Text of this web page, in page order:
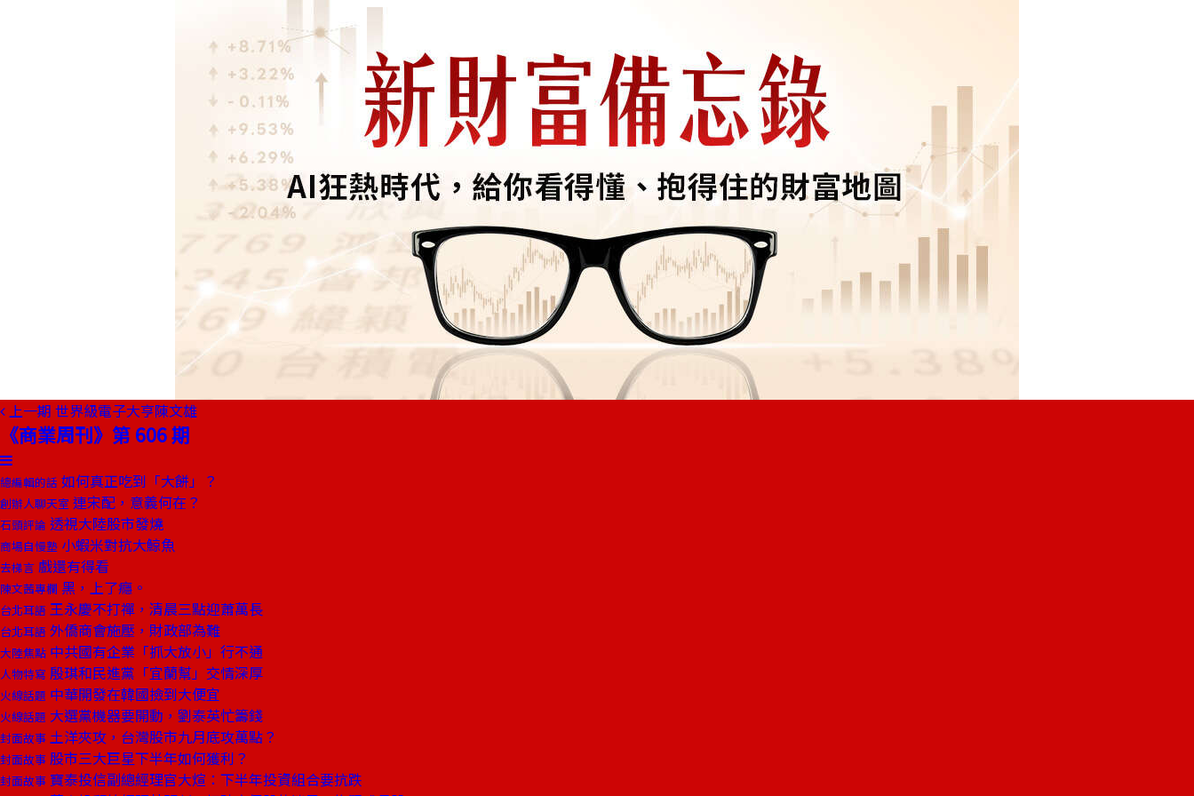
上一期 世界級電子大亨陳文雄
《商業周刊》第 606 期
總編輯的話 如何真正吃到「大餅」？
創辦人聊天室 連宋配，意義何在？
石頭評論 透視大陸股市發燒
商場自慢塾 小蝦米對抗大鯨魚
去梯言 戲還有得看
陳文茜專欄 黑，上了癮。
台北耳語 王永慶不打禪，清晨三點迎蕭萬長
台北耳語 外僑商會施壓，財政部為難
大陸焦點 中共國有企業「抓大放小」行不通
人物特寫 殷琪和民進黨「宜蘭幫」交情深厚
火線話題 中華開發在韓國撿到大便宜
火線話題 大選黨機器要開動，劉泰英忙籌錢
封面故事 土洋夾攻，台灣股市九月底攻萬點？
封面故事 股市三大巨星下半年如何獲利？
封面故事 寶泰投信副總經理官大煊：下半年投資組合要抗跌